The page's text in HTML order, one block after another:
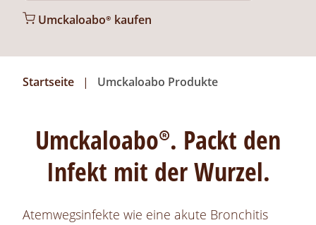
Umckaloabo® kaufen
Startseite Umckaloabo Produkte
Umckaloabo®. Packt den
Infekt mit der Wurzel.
Atemwegsinfekte wie eine akute Bronchitis